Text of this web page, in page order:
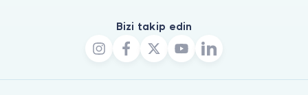
Bizi takip edin